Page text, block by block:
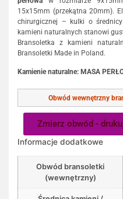
15x15mm (przekątna 20mm).
chirurgicznej – kulki o
kamieni naturalnych stanowi
Bransoletka z kamieni
Bransoletki Made in Poland.
Kamienie naturalne: MASA
Obwód wewnętrzny
Zmierz obwód -
Informacje dodatkowe
Obwód bransoletki
(wewnętrzny)